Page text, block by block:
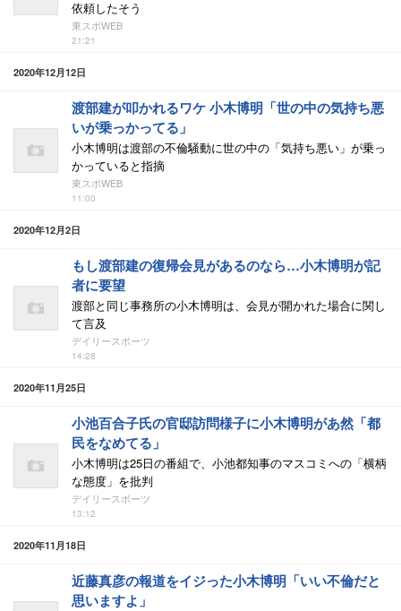
依頼したそう
東スポWEB
21:21
2020年12月12日
渡部建が叩かれるワケ 小木博明「世の中の気持ち悪
いが乗っかってる」
小木博明は渡部の不倫騒動に世の中の「気持ち悪い」が乗っ
かっていると指摘
東スポWEB
11:00
2020年12月2日
もし渡部建の復帰会見があるのなら…小木博明が記
者に要望
渡部と同じ事務所の小木博明は、会見が開かれた場合に関し
て言及
デイリースポーツ
14:28
2020年11月25日
小池百合子氏の官邸訪問様子に小木博明があ然「都
民をなめてる」
小木博明は25日の番組で、小池都知事のマスコミへの「横柄
な態度」を批判
デイリースポーツ
13:12
2020年11月18日
近藤真彦の報道をイジった小木博明「いい不倫だと
思いますよ」